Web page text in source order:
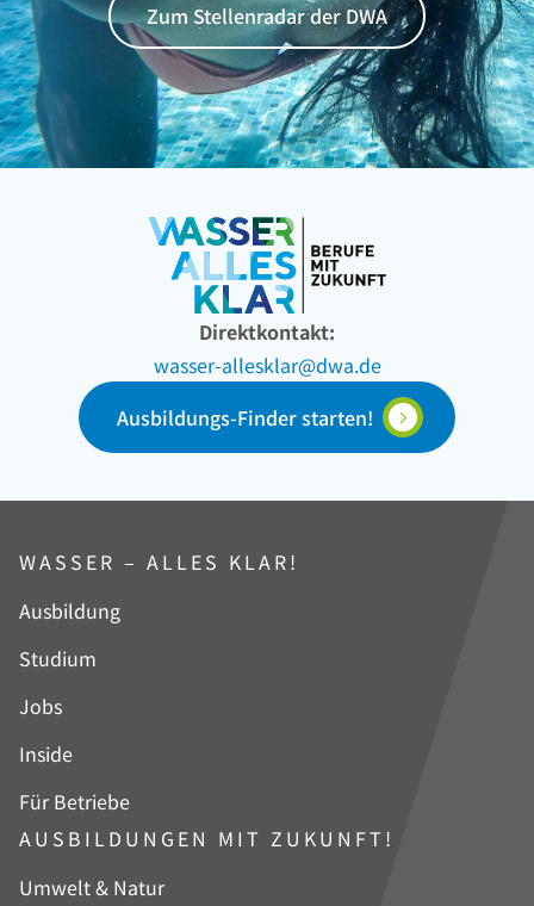
Zum Stellenradar der DWA
Direktkontakt:
wasser-allesklar@dwa.de
Ausbildungs-Finder starten!
WASSER – ALLES KLAR!
Navigation
Ausbildung
Studium
Jobs
Inside
Für Betriebe
AUSBILDUNGEN MIT ZUKUNFT!
Navigation
Umwelt & Natur